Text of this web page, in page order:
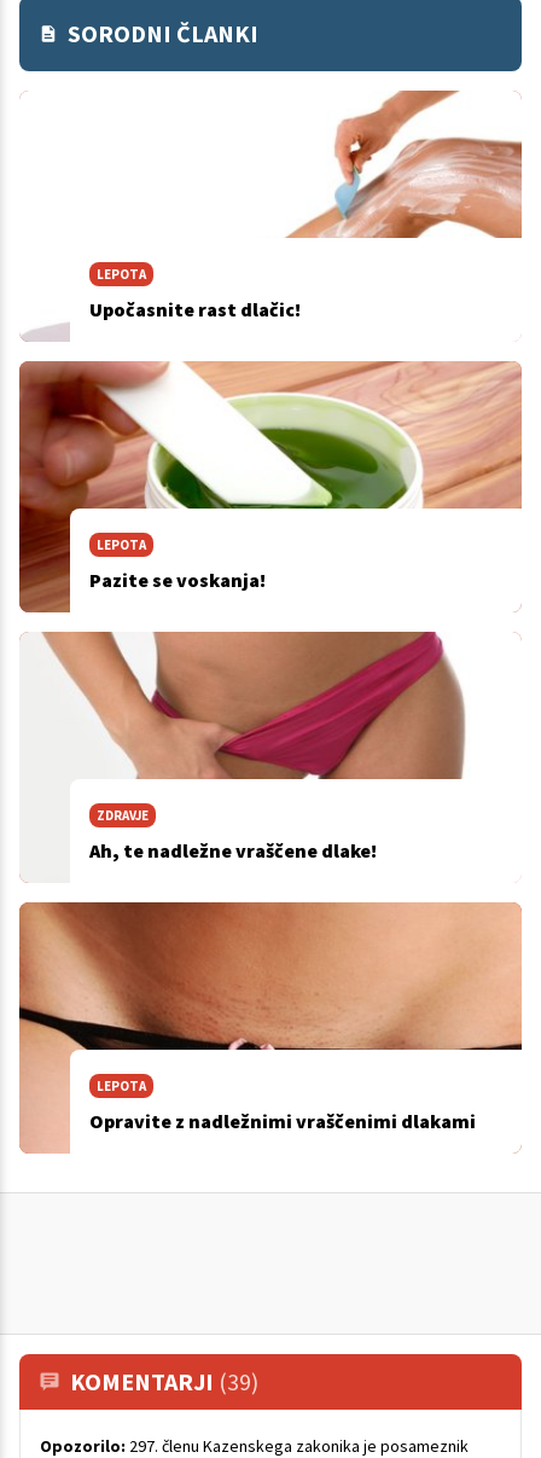
SORODNI ČLANKI
LEPOTA
Upočasnite rast dlačic!
LEPOTA
Pazite se voskanja!
ZDRAVJE
Ah, te nadležne vraščene dlake!
LEPOTA
Opravite z nadležnimi vraščenimi dlakami
KOMENTARJI (39)
Opozorilo: 297. členu Kazenskega zakonika je posameznik